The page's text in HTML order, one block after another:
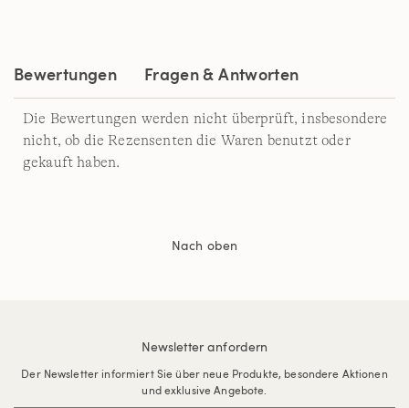
Bewertungen Fragen & Antworten
Die Bewertungen werden nicht überprüft, insbesondere
nicht, ob die Rezensenten die Waren benutzt oder
gekauft haben.
Nach oben
Newsletter anfordern
Der Newsletter informiert Sie über neue Produkte, besondere Aktionen
und exklusive Angebote.